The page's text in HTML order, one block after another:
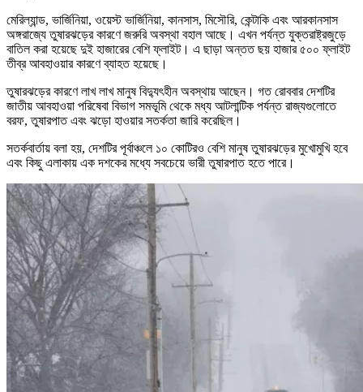
মেরিল্যান্ড, ভার্জিনিয়া, ওয়েস্ট ভার্জিনিয়া, কানসাস, মিসৌরি, কেন্টাকি এবং আরকানসাস
অঙ্গরাজ্যে তুষারঝড়ের কারণে জরুরি অবস্থা বহাল আছে। এখন পর্যন্ত যুক্তরাষ্ট্রজুড়ে
বাতিল করা হয়েছে দুই হাজারের বেশি ফ্লাইট। এ ছাড়া অন্তত ছয় হাজার ৫০০ ফ্লাইট
তীব্র আবহাওয়ার কারণে ব্যাহত হয়েছে।
তুষারঝড়ের কারণে লাখ লাখ মানুষ বিদ্যুৎহীন অবস্থায় আছেন। গত রোববার দেশটির
জাতীয় আবহাওয়া পরিষেবা বিভাগ সমভূমি থেকে মধ্য আটলান্টিক পর্যন্ত রাজ্যগুলোতে
বরফ, তুষারপাত এবং ঝড়ো হাওয়ার সতর্কতা জারি করেছিল।
সতর্কবার্তায় বলা হয়, দেশটির পূর্বাঞ্চলে ১০ কোটিরও বেশি মানুষ তুষারঝড়ের মুখোমুখি হবে
এবং কিছু এলাকায় এক দশকের মধ্যে সবচেয়ে ভারী তুষারপাত হতে পারে।